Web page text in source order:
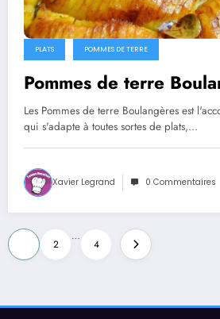
PLATS POMMES DE TERRE
Pommes de terre
Les Pommes de terre Boulangères est
qui s'adapte à toutes sortes de plats,…
Xavier Legrand 0 Commentaires
Pagination
des
2
…
4